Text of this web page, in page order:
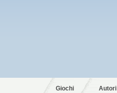
Giochi Autori